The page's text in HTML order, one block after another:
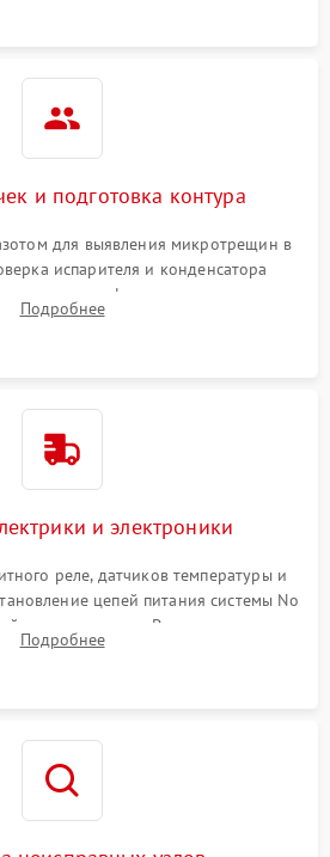
1800 ₽
и подготовка контура
для выявления микротрещин в
испарителя и конденсатора
старого фильтра-осушителя и
трубки для устранения засоров.
Подробнее
и электроники
реле, датчиков температуры и
цепей питания системы No
и вентилятор. Ремонт или замена
при сбоях алгоритмов.
Подробнее